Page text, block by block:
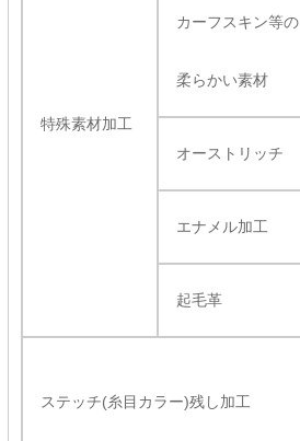
特殊素材加工
カーフスキン等の
柔らかい素材
オーストリッチ
エナメル加工
起毛革
ステッチ(糸目カラー)残し加工